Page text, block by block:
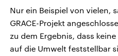
Nur ein Beispiel von vielen,
GRACE-Projekt
zu dem Ergebnis, dass
auf die Umwelt feststellbar